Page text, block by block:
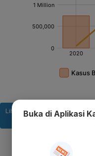
Buka di Aplikasi